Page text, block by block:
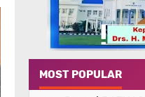
MOST POPULAR